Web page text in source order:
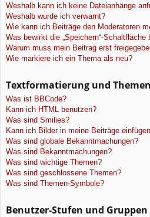
Weshalb kann ich keine Dateianhänge
Weshalb wurde ich verwarnt?
Wie kann ich Beiträge den Moderatoren
Was bewirkt die „Speichern“-
Warum muss mein Beitrag erst
Wie markiere ich ein Thema als neu?
Textformatierung und
Was ist BBCode?
Kann ich HTML benutzen?
Was sind Smilies?
Kann ich Bilder in meine Beiträge
Was sind globale Bekanntmachungen?
Was sind Bekanntmachungen?
Was sind wichtige Themen?
Was sind geschlossene Themen?
Was sind Themen-Symbole?
Benutzer-Stufen und Gruppen